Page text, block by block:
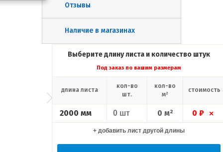
Отзывы
Наличие в магазинах
Выберите длину листа и количество штук
Под заказ по вашим размерам
длина листа
кол-во
шт.
кол-во
м²
стоимость
2000 мм 0 м² 0 ₽ ×
+ добавить лист другой длины